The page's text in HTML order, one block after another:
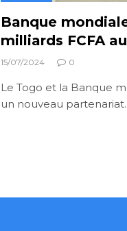
Banque
milliards FCFA
15/07/2024 0
Le Togo et la Banque
un nouveau